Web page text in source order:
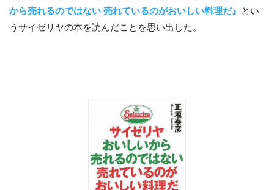
から売れるのではない 売れているのがおいしい料理だ』 とい
うサイゼリヤの本を読んだことを思い出した。